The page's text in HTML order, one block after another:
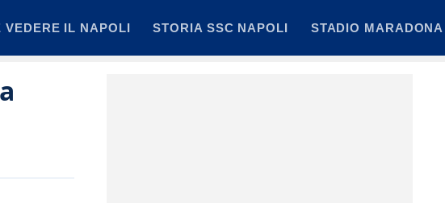
VEDERE IL NAPOLI STORIA SSC NAPOLI STADIO MARADONA